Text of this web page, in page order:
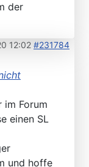
der
12:02 #231784
im Forum
einen SL
und hoffe